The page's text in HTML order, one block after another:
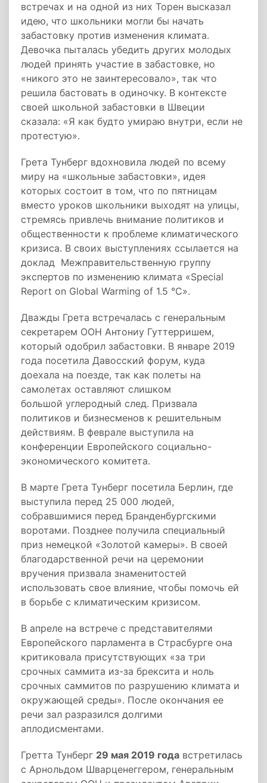
встречах и на одной из них Торен высказал
идею, что школьники могли бы начать
забастовку против изменения климата.
Девочка пыталась убедить других молодых
людей принять участие в забастовке, но
«никого это не заинтересовало», так что
решила бастовать в одиночку. В контексте
своей школьной забастовки в Швеции
сказала: «Я как будто умираю внутри, если не
протестую».
Грета Тунберг вдохновила людей по всему
миру на «школьные забастовки», идея
которых состоит в том, что по пятницам
вместо уроков школьники выходят на улицы,
стремясь привлечь внимание политиков и
общественности к проблеме климатического
кризиса. В своих выступлениях ссылается на
доклад Межправительственную группу
экспертов по изменению климата «Special
Report on Global Warming of 1.5 °C».
Дважды Грета встречалась с генеральным
секретарем ООН Антониу Гуттерришем,
который одобрил забастовки. В январе 2019
года посетила Давосский форум, куда
доехала на поезде, так как полеты на
самолетах оставляют слишком
большой углеродный след. Призвала
политиков и бизнесменов к решительным
действиям. В феврале выступила на
конференции Европейского социально-
экономического комитета.
В марте Грета Тунберг посетила Берлин, где
выступила перед 25 000 людей,
собравшимися перед Бранденбургскими
воротами. Позднее получила специальный
приз немецкой «Золотой камеры». В своей
благодарственной речи на церемонии
вручения призвала знаменитостей
использовать свое влияние, чтобы помочь ей
в борьбе с климатическим кризисом.
В апреле на встрече с представителями
Европейского парламента в Страсбурге она
критиковала присутствующих «за три
срочных саммита из-за брексита и ноль
срочных саммитов по разрушению климата и
окружающей среды». После окончания ее
речи зал разразился долгими
аплодисментами.
Гретта Тунберг 29 мая 2019 года встретилась
с Арнольдом Шварценеггером, генеральным